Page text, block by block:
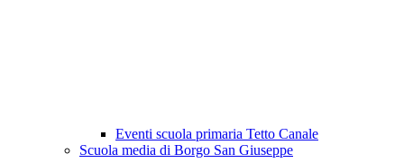
Eventi scuola primaria Tetto Canale
Scuola media di Borgo San Giuseppe